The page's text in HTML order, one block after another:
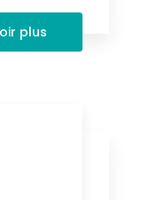
plus